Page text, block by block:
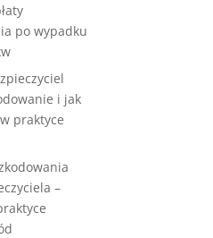
po wypadku
i jak
praktyce
–